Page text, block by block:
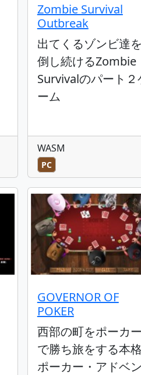
Zombie Survival
Outbreak
出てくるゾンビ達を
倒し続けるZombie
Survivalのパート２
ーム
WASM
PC
GOVERNOR OF
POKER
西部の町をポーカー
で勝ち旅をする本格
ポーカー・アドベン